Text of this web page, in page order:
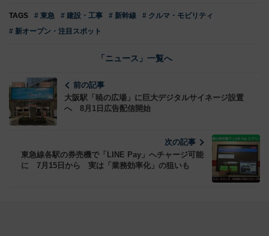
TAGS # 東急 # 建設・工事 # 新幹線
# クルマ・モビリティ
# 新オープン・注目スポット
「ニュース」一覧へ
前の記事
大阪駅「暁の広場」に巨大デジタルサイネージ設置
へ 8月1日広告配信開始
次の記事
東急線各駅の券売機で「LINE Pay」へチャージ可能
に 7月15日から 実は「業務効率化」の狙いも